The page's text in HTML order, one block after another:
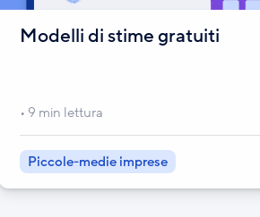
Modelli di stime gratuiti
9 min lettura
Piccole-medie imprese